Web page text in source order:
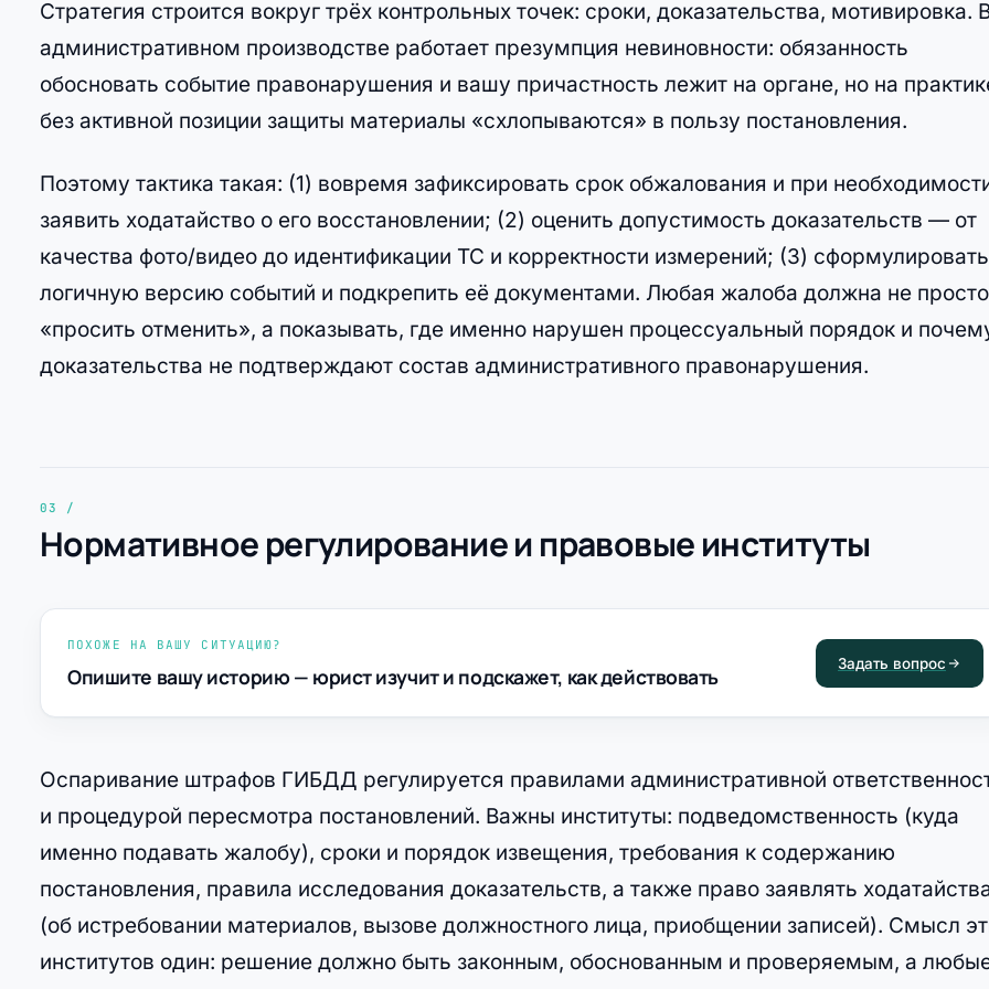
Стратегия строится вокруг трёх контрольных точек: сроки, доказательства, мотивировка.
административном производстве работает презумпция невиновности: обязанность
обосновать событие правонарушения и вашу причастность лежит на органе, но на
без активной позиции защиты материалы «схлопываются» в пользу постановления.
Поэтому тактика такая: (1) вовремя зафиксировать срок обжалования и при
заявить ходатайство о его восстановлении; (2) оценить допустимость доказательств — от
качества фото/видео до идентификации ТС и корректности измерений; (3) сформулировать
логичную версию событий и подкрепить её документами. Любая жалоба должна не просто
«просить отменить», а показывать, где именно нарушен процессуальный порядок и
доказательства не подтверждают состав административного правонарушения.
Нормативное регулирование и правовые институты
ПОХОЖЕ НА ВАШУ СИТУАЦИЮ?
Опишите вашу историю — юрист изучит и подскажет, как действовать
Задать вопрос
Оспаривание штрафов ГИБДД регулируется правилами административной
и процедурой пересмотра постановлений. Важны институты: подведомственность (куда
именно подавать жалобу), сроки и порядок извещения, требования к содержанию
постановления, правила исследования доказательств, а также право заявлять
(об истребовании материалов, вызове должностного лица, приобщении записей). Смысл
институтов один: решение должно быть законным, обоснованным и проверяемым, а